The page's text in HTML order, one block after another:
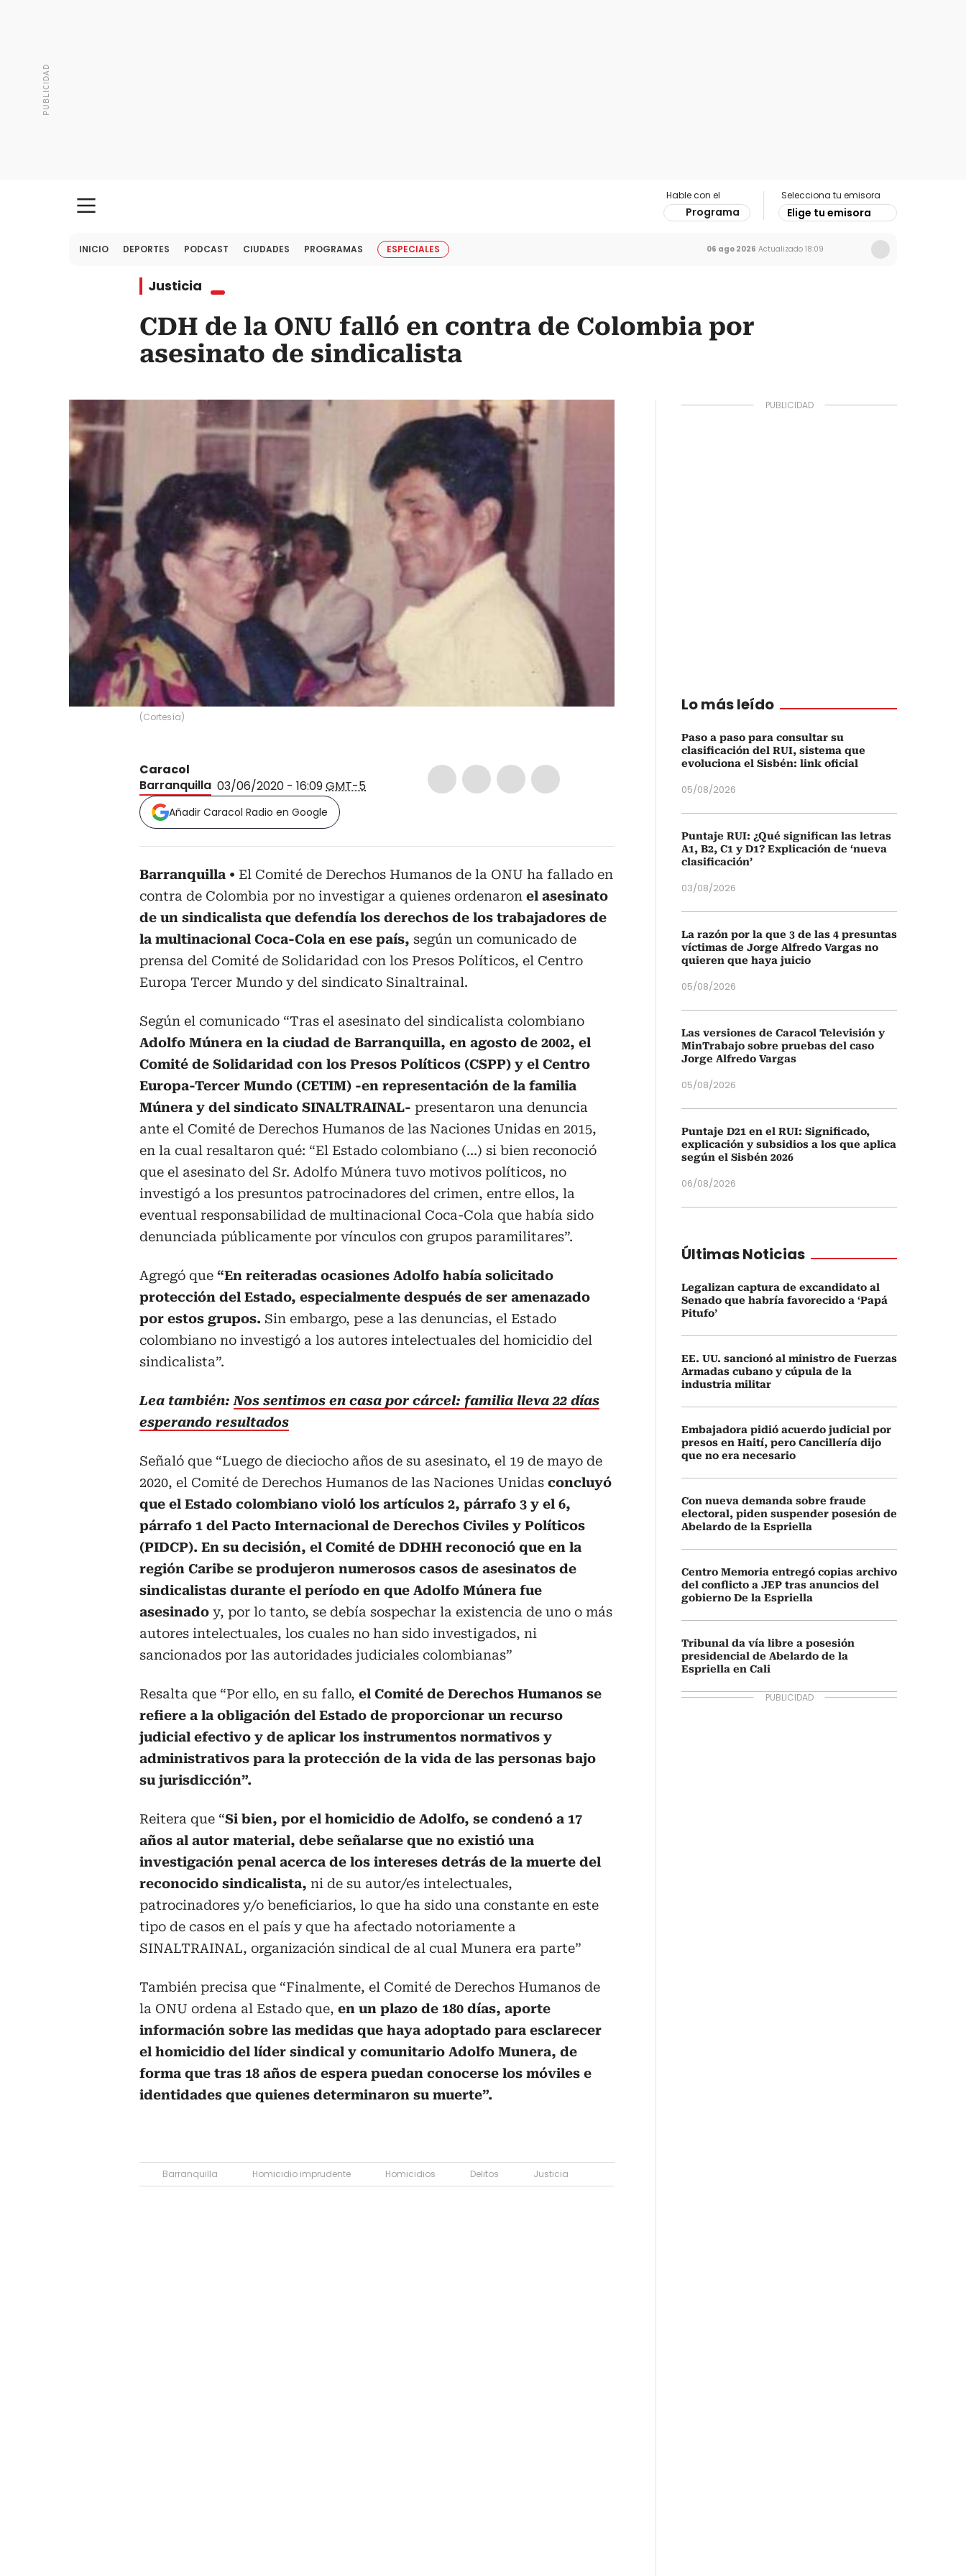
Hable con el
Programa
Selecciona tu emisora
Elige tu emisora
INICIO DEPORTES PODCAST CIUDADES PROGRAMAS ESPECIALES 06 ago 2026 Actualizado 18:09
Justicia
CDH de la ONU falló en contra de Colombia por
asesinato de sindicalista
(Cortesía)
Caracol
Barranquilla 03/06/2020 - 16:09GMT-5
Añadir Caracol Radio en Google
Barranquilla
El Comité de Derechos Humanos de la ONU ha fallado en
contra de Colombia por no investigar a quienes ordenaron el asesinato
de un sindicalista que defendía los derechos de los trabajadores de
la multinacional Coca-Cola en ese país, según un comunicado de
prensa del Comité de Solidaridad con los Presos Políticos, el Centro
Europa Tercer Mundo y del sindicato Sinaltrainal.
Según el comunicado “Tras el asesinato del sindicalista colombiano
Adolfo Múnera en la ciudad de Barranquilla, en agosto de 2002, el
Comité de Solidaridad con los Presos Políticos (CSPP) y el Centro
Europa-Tercer Mundo (CETIM) -en representación de la familia
Múnera y del sindicato SINALTRAINAL- presentaron una denuncia
ante el Comité de Derechos Humanos de las Naciones Unidas en 2015,
en la cual resaltaron qué: “El Estado colombiano (...) si bien reconoció
que el asesinato del Sr. Adolfo Múnera tuvo motivos políticos, no
investigó a los presuntos patrocinadores del crimen, entre ellos, la
eventual responsabilidad de multinacional Coca-Cola que había sido
denunciada públicamente por vínculos con grupos paramilitares”.
Agregó que “En reiteradas ocasiones Adolfo había solicitado
protección del Estado, especialmente después de ser amenazado
por estos grupos. Sin embargo, pese a las denuncias, el Estado
colombiano no investigó a los autores intelectuales del homicidio del
sindicalista”.
Lea también:Nos sentimos en casa por cárcel: familia lleva 22 días
esperando resultados
Señaló que “Luego de dieciocho años de su asesinato, el 19 de mayo de
2020, el Comité de Derechos Humanos de las Naciones Unidas concluyó
que el Estado colombiano violó los artículos 2, párrafo 3 y el 6,
párrafo 1 del Pacto Internacional de Derechos Civiles y Políticos
(PIDCP). En su decisión, el Comité de DDHH reconoció que en la
región Caribe se produjeron numerosos casos de asesinatos de
sindicalistas durante el período en que Adolfo Múnera fue
asesinado y, por lo tanto, se debía sospechar la existencia de uno o más
autores intelectuales, los cuales no han sido investigados, ni
sancionados por las autoridades judiciales colombianas”
Resalta que “Por ello, en su fallo, el Comité de Derechos Humanos se
refiere a la obligación del Estado de proporcionar un recurso
judicial efectivo y de aplicar los instrumentos normativos y
administrativos para la protección de la vida de las personas bajo
su jurisdicción”.
Reitera que “Si bien, por el homicidio de Adolfo, se condenó a 17
años al autor material, debe señalarse que no existió una
investigación penal acerca de los intereses detrás de la muerte del
reconocido sindicalista, ni de su autor/es intelectuales,
patrocinadores y/o beneficiarios, lo que ha sido una constante en este
tipo de casos en el país y que ha afectado notoriamente a
SINALTRAINAL, organización sindical de al cual Munera era parte”
También precisa que “Finalmente, el Comité de Derechos Humanos de
la ONU ordena al Estado que, en un plazo de 180 días, aporte
información sobre las medidas que haya adoptado para esclarecer
el homicidio del líder sindical y comunitario Adolfo Munera, de
forma que tras 18 años de espera puedan conocerse los móviles e
identidades que quienes determinaron su muerte”.
Barranquilla Homicidio imprudente Homicidios Delitos Justicia
Lo más leído
Paso a paso para consultar su
clasificación del RUI, sistema que
evoluciona el Sisbén: link oficial
05/08/2026
Puntaje RUI: ¿Qué significan las letras
A1, B2, C1 y D1? Explicación de ‘nueva
clasificación’
03/08/2026
La razón por la que 3 de las 4 presuntas
víctimas de Jorge Alfredo Vargas no
quieren que haya juicio
05/08/2026
Las versiones de Caracol Televisión y
MinTrabajo sobre pruebas del caso
Jorge Alfredo Vargas
05/08/2026
Puntaje D21 en el RUI: Significado,
explicación y subsidios a los que aplica
según el Sisbén 2026
06/08/2026
Últimas Noticias
Legalizan captura de excandidato al
Senado que habría favorecido a ‘Papá
Pitufo’
EE. UU. sancionó al ministro de Fuerzas
Armadas cubano y cúpula de la
industria militar
Embajadora pidió acuerdo judicial por
presos en Haití, pero Cancillería dijo
que no era necesario
Con nueva demanda sobre fraude
electoral, piden suspender posesión de
Abelardo de la Espriella
Centro Memoria entregó copias archivo
del conflicto a JEP tras anuncios del
gobierno De la Espriella
Tribunal da vía libre a posesión
presidencial de Abelardo de la
Espriella en Cali